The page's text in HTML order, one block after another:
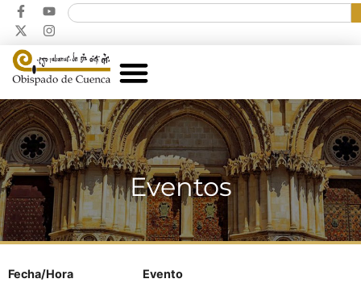
Eventos
Fecha/Hora Evento